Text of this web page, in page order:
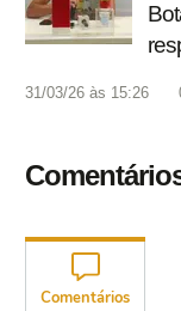
31/03/26 às 15:26